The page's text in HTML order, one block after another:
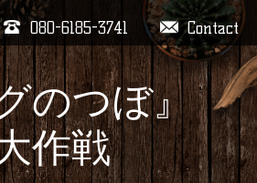
Contact
080-6185-3741
のつぼ』
作戦